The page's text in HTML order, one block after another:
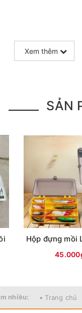
Xem thêm
SẢN
nhiều: • Trang chủ